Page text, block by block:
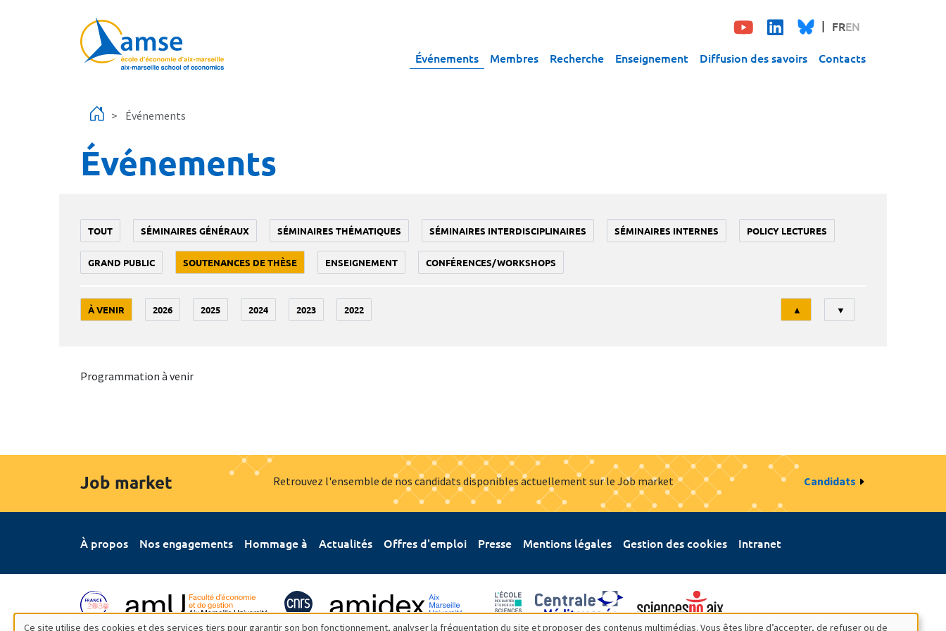
FREN
Événements Membres Recherche Enseignement Diffusion des savoirs Contacts
Événements
Événements
TOUT SÉMINAIRES GÉNÉRAUX SÉMINAIRES THÉMATIQUES SÉMINAIRES INTERDISCIPLINAIRES SÉMINAIRES INTERNES POLICY LECTURES
GRAND PUBLIC SOUTENANCES DE THÈSE ENSEIGNEMENT CONFÉRENCES/WORKSHOPS
À VENIR 2026 2025 2024 2023 2022
Tri
▲ ▼
Programmation à venir
Job market Retrouvez l'ensemble de nos candidats disponibles actuellement sur le Job market Candidats
À propos Nos engagements Hommage à Actualités Offres d'emploi Presse Mentions légales Gestion des cookies Intranet
Ce site utilise des cookies et des services tiers pour garantir son bon fonctionnement, analyser la fréquentation du site et proposer des contenus multimédias. Vous êtes libre d’accepter, de refuser ou de